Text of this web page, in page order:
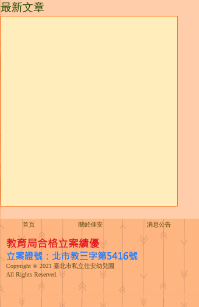
最新文章
收退費規定
首頁 關於佳安 消息公告
​教育局合格立案績優
立案證號：北市教三字第5416號
Copyright © 2021 臺北市私立佳安幼兒園
All Rights Reserved.